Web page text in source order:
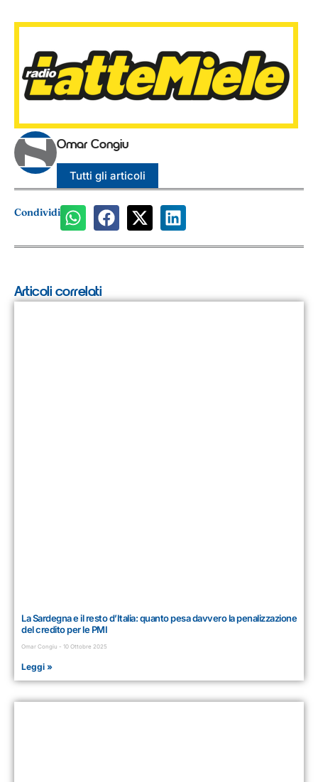
Omar Congiu
Tutti gli articoli
Condividi
Articoli correlati
La Sardegna e il resto d’Italia: quanto pesa davvero la penalizzazione
del credito per le PMI
Omar Congiu 10 Ottobre 2025
Leggi »